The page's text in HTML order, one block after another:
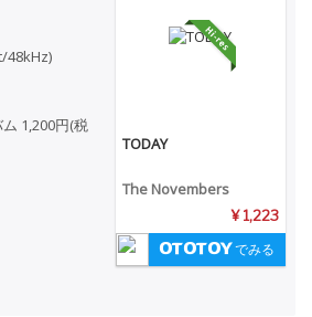
TODAY
The Novembers
¥ 1,223
でみる
48kHz)
1,200円(税